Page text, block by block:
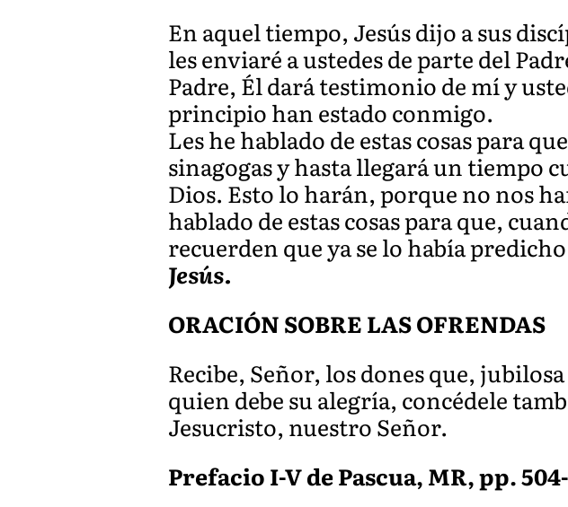
En aquel tiempo, Jesús dijo a sus
les enviaré a ustedes de parte del
Padre, Él dará testimonio de mí y
principio han estado conmigo.
Les he hablado de estas cosas para
sinagogas y hasta llegará un tiempo
Dios. Esto lo harán, porque no nos
hablado de estas cosas para que,
recuerden que ya se lo había
Jesús.
ORACIÓN SOBRE LAS OFRENDAS
Recibe, Señor, los dones que,
quien debe su alegría, concédele
Jesucristo, nuestro Señor.
Prefacio I-V de Pascua, MR, pp.